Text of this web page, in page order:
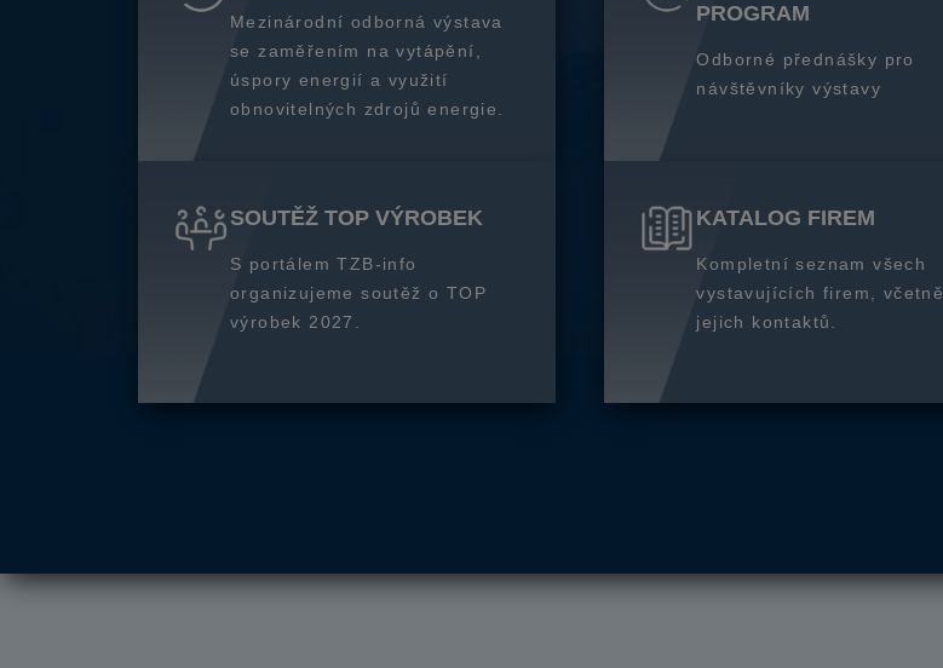
Mezinárodní odborná výstava
se zaměřením na vytápění,
úspory energií a využití
obnovitelných zdrojů energie.
PROGRAM
Odborné přednášky pro
návštěvníky výstavy
SOUTĚŽ TOP VÝROBEK
S portálem TZB-info
organizujeme soutěž o TOP
výrobek 2027.
KATALOG FIREM
Kompletní seznam všech
vystavujících firem, včetně
jejich kontaktů.